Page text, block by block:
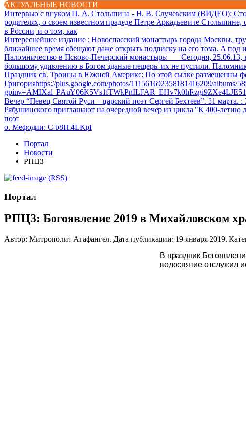
АКТУАЛЬНЫЕ НОВОСТИ
Интервью с внуком П. А. Столыпина - Н. В. Случевским (ВИДЕО):
родителях, о своем известном прадеде Петре Аркадьевиче
в России, и о том, как
Интереснейшее издание : Новоспасский монастырь города Москвы,
ближайшее время обещают даже открыть подписку на его тома. А под
Паломничество в Псково-Печерский монастырь: Сегодня, 25.06.13,
большому удивлению в Богом зданые пещеры их не пустили.
Праздник св. Троицы в Южной Америке: По этой сылке размещенны
Григорияhttps://plus.google.com/photos/111561692358181416209/albums/
Вечер “Певец Святой Руси – царский поэт Сергей Бехтеев”. 31 марта. :
Рябушинского приглашают на очередной вечер из цикла "К 400-
поэт
о. Мефодий: C-b8Hi4LKpI
Портал
Новости
РПЦЗ
(RSS)
Портал
РПЦЗ: Богоявление 2019 в Михайловском
Автор: Митрополит Агафангел. Дата публикации: 19 января 2019.
В праздник
водосвятие отслужил